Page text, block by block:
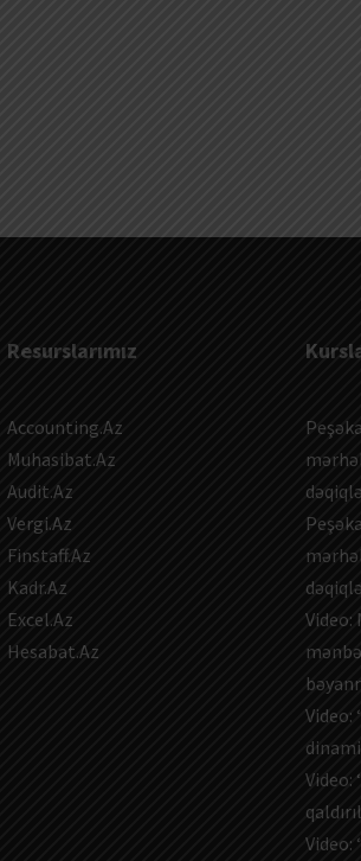
Resurslarımız
Accounting.Az
Muhasibat.Az
Audit.Az
Vergi.Az
Finstaff.Az
Kadr.Az
Excel.Az
Hesabat.Az
Video:
Video:
Video: